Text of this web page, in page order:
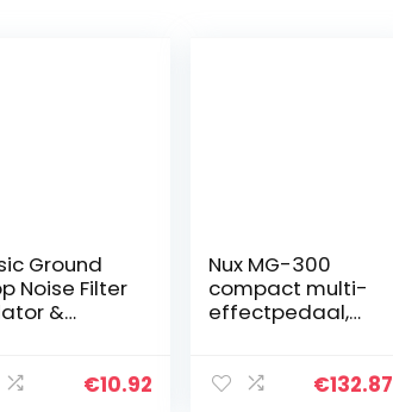
Ground
Noise Filter
&
Audio
€10.92
Nux MG-300
compact multi-
effectpedaal,
effectpedaal
€132.87